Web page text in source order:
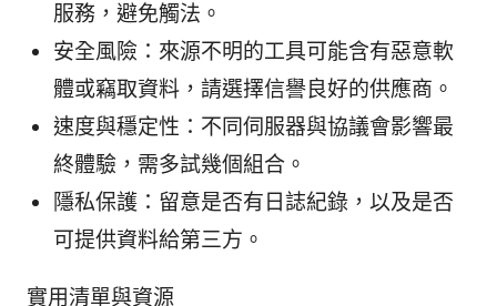
服務，避免觸法。
安全風險：來源不明的工具可能含有惡意軟
體或竊取資料，請選擇信譽良好的供應商。
速度與穩定性：不同伺服器與協議會影響最
終體驗，需多試幾個組合。
隱私保護：留意是否有日誌紀錄，以及是否
可提供資料給第三方。
實用清單與資源